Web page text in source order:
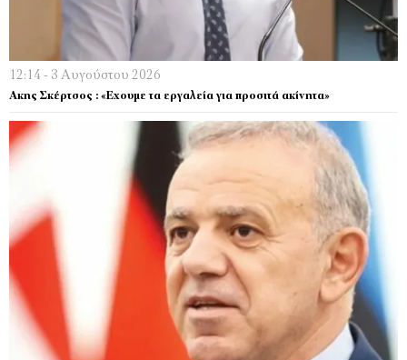
12:14 - 3 Αυγούστου 2026
Ακης Σκέρτσος : «Εχουμε τα εργαλεία για προσιτά ακίνητα»